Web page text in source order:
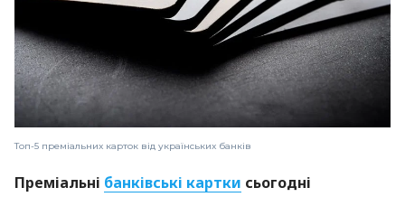
Топ-5 преміальних карток від українських банків
Преміальні банківські картки сьогодні